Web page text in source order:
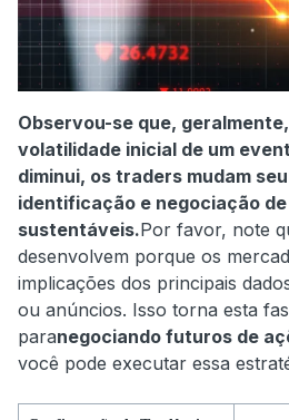
Observou-se que,
volatilidade inicial de um
diminui, os traders mudam
identificação e negociação
sustentáveis.Por favor, note
desenvolvem porque os
implicações dos principais
ou anúncios. Isso torna esta
paranegociando futuros de
você pode executar essa